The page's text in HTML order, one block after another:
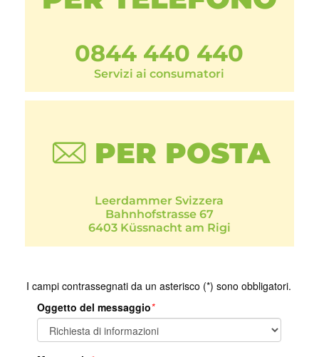
0844 440 440
Servizi ai consumatori
PER POSTA
Leerdammer Svizzera
Bahnhofstrasse 67
6403 Küssnacht am Rigi